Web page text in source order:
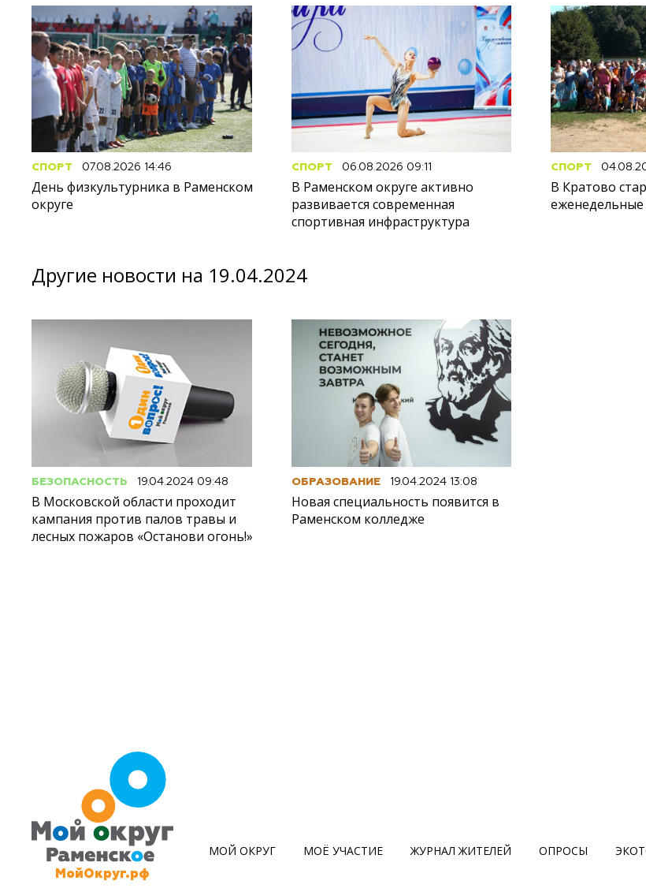
СПОРТ 07.08.2026 14:46
День физкультурника в Раменском
округе
СПОРТ 06.08.2026 09:11
В Раменском округе активно
развивается современная
спортивная инфраструктура
СПОРТ
В Кратово
еженедельные
Другие новости на 19.04.2024
БЕЗОПАСНОСТЬ 19.04.2024 09:48
В Московской области проходит
кампания против палов травы и
лесных пожаров «Останови огонь!»
ОБРАЗОВАНИЕ 19.04.2024 13:08
Новая специальность появится в
Раменском колледже
МойОкруг.рф
МОЙ ОКРУГ МОЁ УЧАСТИЕ ЖУРНАЛ ЖИТЕЛЕЙ ОПРОСЫ